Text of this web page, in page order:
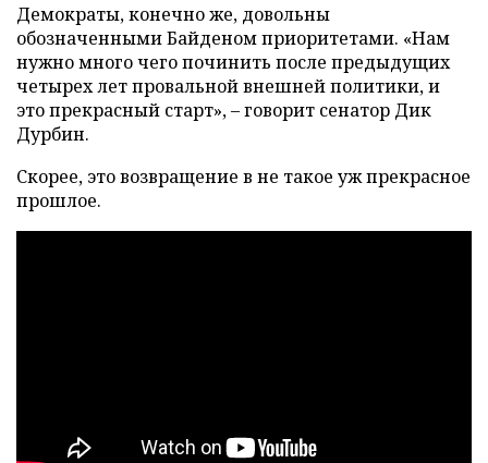
Демократы, конечно же, довольны
обозначенными Байденом приоритетами. «Нам
нужно много чего починить после предыдущих
четырех лет провальной внешней политики, и
это прекрасный старт», – говорит сенатор Дик
Дурбин.
Скорее, это возвращение в не такое уж прекрасное
прошлое.